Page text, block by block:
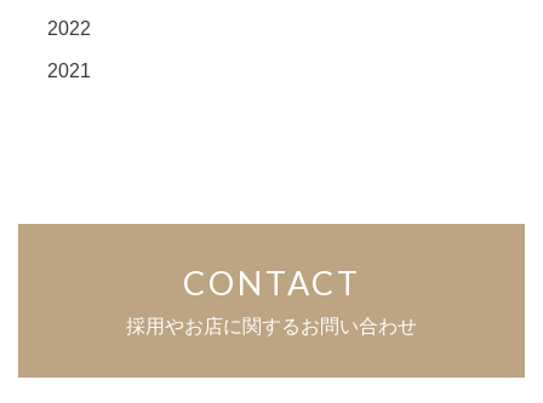
2022
2021
CONTACT
採用やお店に関するお問い合わせ